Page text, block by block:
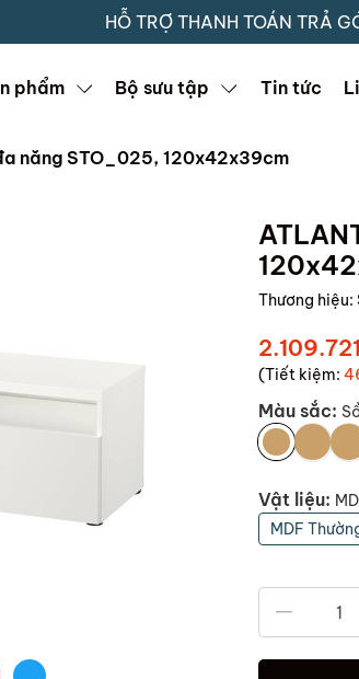
HỖ TRỢ THANH TOÁN TRẢ
phẩm Bộ sưu tập Tin tức
năng STO_025, 120x42x39cm
Thương hiệu:
(Tiết kiệm:
Màu sắc:
Vật liệu:
MDF